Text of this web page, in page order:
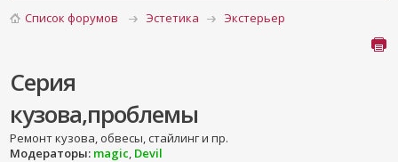
Список форумов Эстетика Экстерьер
Серия
кузова,проблемы
Ремонт кузова, обвесы, стайлинг и пр.
Модераторы: magic, Devil